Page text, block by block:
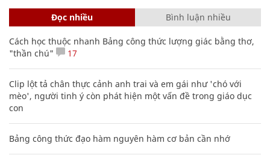
Đọc nhiều Bình luận nhiều
Cách học thuộc nhanh Bảng công thức lượng giác bằng thơ,
"thần chú"
17
Clip lột tả chân thực cảnh anh trai và em gái như 'chó với
mèo', người tinh ý còn phát hiện một vấn đề trong giáo dục
con
Bảng công thức đạo hàm nguyên hàm cơ bản cần nhớ